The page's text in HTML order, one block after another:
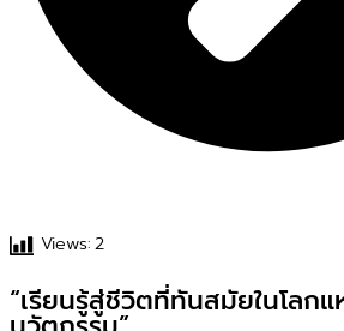
Views:2
“เรียนรู้สู่ชีวิตที่ทันสมัยในโลกแ